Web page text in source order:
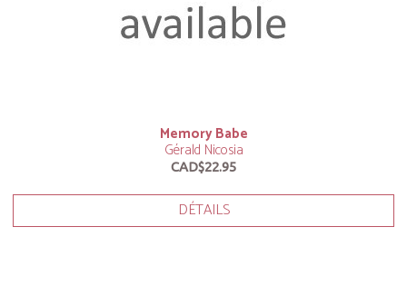
Memory Babe
Gérald Nicosia
CAD$22.95
DÉTAILS